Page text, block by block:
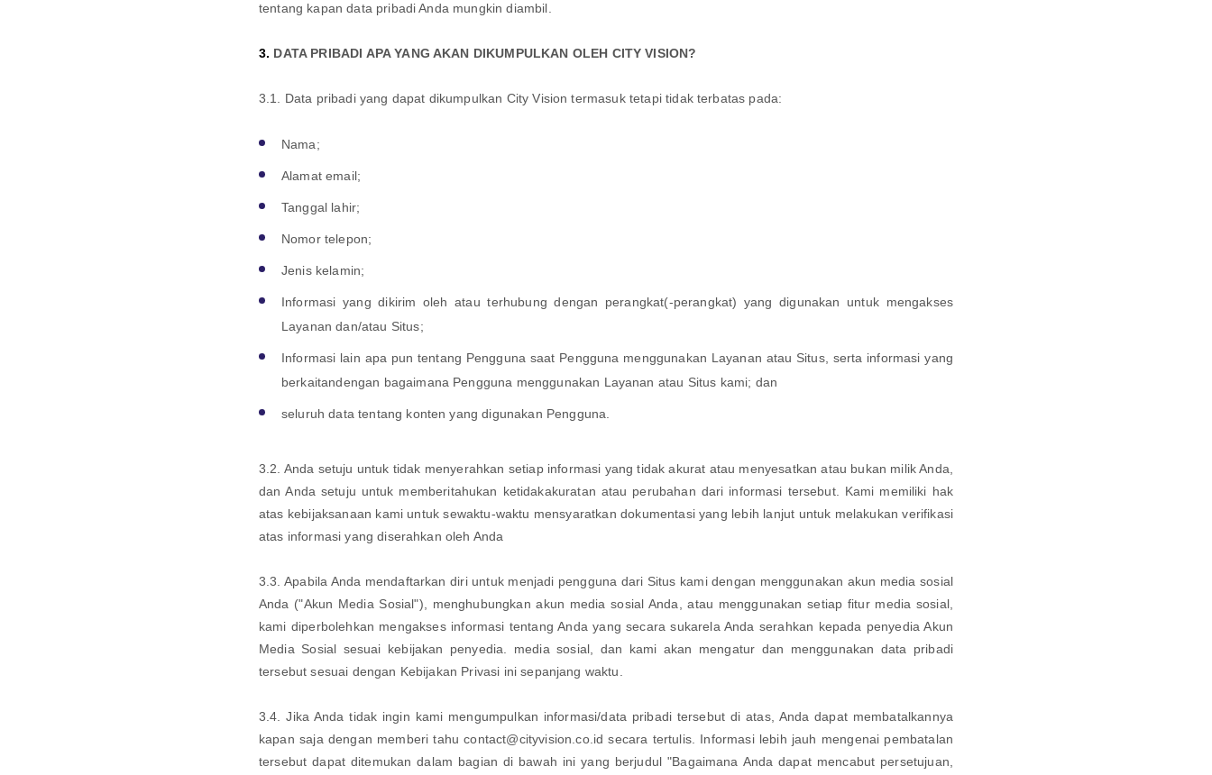
tentang kapan data pribadi Anda mungkin diambil.
3. DATA PRIBADI APA YANG AKAN DIKUMPULKAN OLEH CITY VISION?
3.1. Data pribadi yang dapat dikumpulkan City Vision termasuk tetapi tidak terbatas pada:
Nama;
Alamat email;
Tanggal lahir;
Nomor telepon;
Jenis kelamin;
Informasi yang dikirim oleh atau terhubung dengan perangkat(-perangkat) yang digunakan untuk mengakses
Layanan dan/atau Situs;
Informasi lain apa pun tentang Pengguna saat Pengguna menggunakan Layanan atau Situs, serta informasi yang
berkaitandengan bagaimana Pengguna menggunakan Layanan atau Situs kami; dan
seluruh data tentang konten yang digunakan Pengguna.
3.2. Anda setuju untuk tidak menyerahkan setiap informasi yang tidak akurat atau menyesatkan atau bukan milik Anda,
dan Anda setuju untuk memberitahukan ketidakakuratan atau perubahan dari informasi tersebut. Kami memiliki hak
atas kebijaksanaan kami untuk sewaktu-waktu mensyaratkan dokumentasi yang lebih lanjut untuk melakukan verifikasi
atas informasi yang diserahkan oleh Anda
3.3. Apabila Anda mendaftarkan diri untuk menjadi pengguna dari Situs kami dengan menggunakan akun media sosial
Anda ("Akun Media Sosial"), menghubungkan akun media sosial Anda, atau menggunakan setiap fitur media sosial,
kami diperbolehkan mengakses informasi tentang Anda yang secara sukarela Anda serahkan kepada penyedia Akun
Media Sosial sesuai kebijakan penyedia. media sosial, dan kami akan mengatur dan menggunakan data pribadi
tersebut sesuai dengan Kebijakan Privasi ini sepanjang waktu.
3.4. Jika Anda tidak ingin kami mengumpulkan informasi/data pribadi tersebut di atas, Anda dapat membatalkannya
kapan saja dengan memberi tahu contact@cityvision.co.id secara tertulis. Informasi lebih jauh mengenai pembatalan
tersebut dapat ditemukan dalam bagian di bawah ini yang berjudul "Bagaimana Anda dapat mencabut persetujuan,